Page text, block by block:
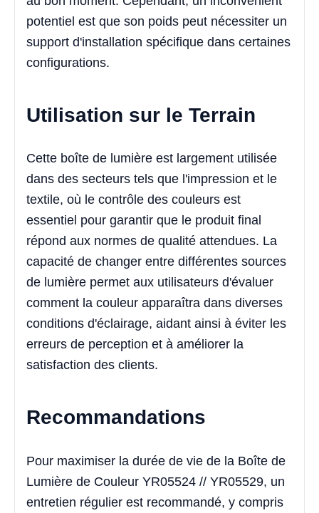
potentiel est que son poids peut nécessiter un
support d'installation spécifique dans certaines
configurations.
Utilisation sur le Terrain
Cette boîte de lumière est largement utilisée
dans des secteurs tels que l'impression et le
textile, où le contrôle des couleurs est
essentiel pour garantir que le produit final
répond aux normes de qualité attendues. La
capacité de changer entre différentes sources
de lumière permet aux utilisateurs d'évaluer
comment la couleur apparaîtra dans diverses
conditions d'éclairage, aidant ainsi à éviter les
erreurs de perception et à améliorer la
satisfaction des clients.
Recommandations
Pour maximiser la durée de vie de la Boîte de
Lumière de Couleur YR05524 // YR05529, un
entretien régulier est recommandé, y compris